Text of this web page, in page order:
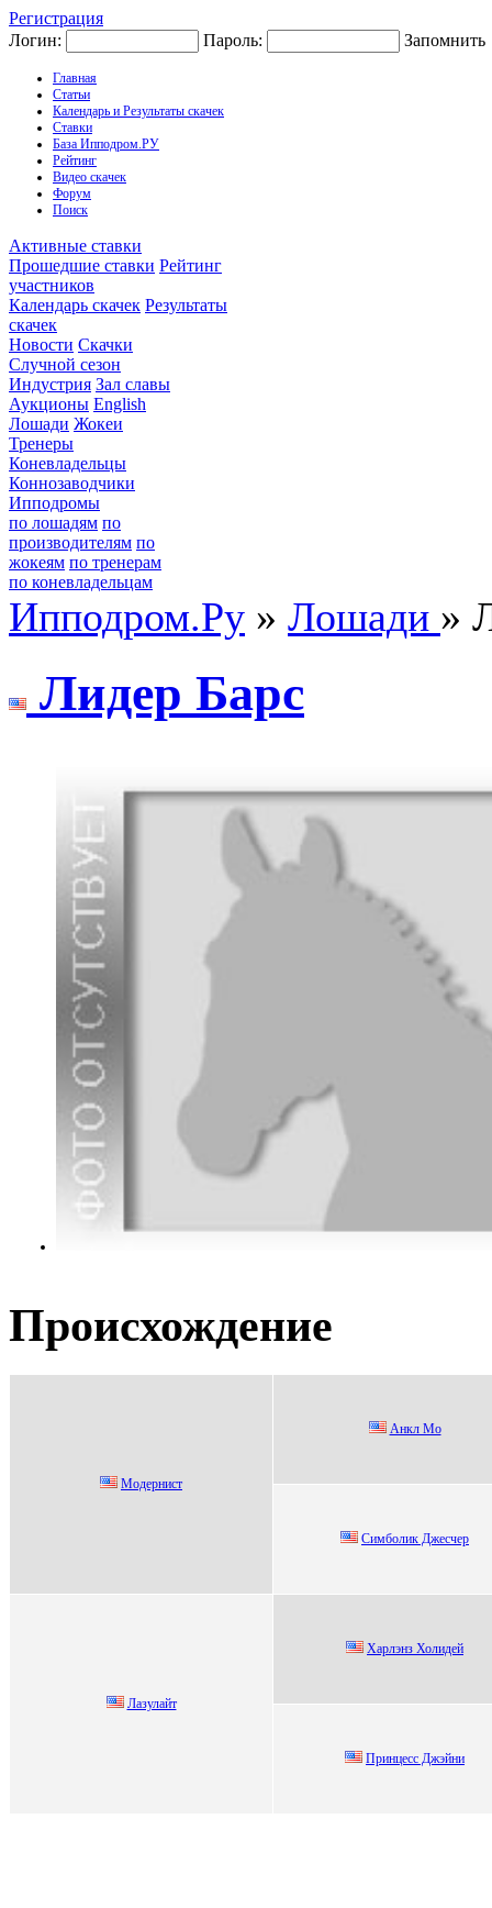
Регистрация
Логин:
Пароль: Запомнить
Главная
Статьи
Календарь и Результаты скачек
Ставки
База Ипподром.РУ
Рейтинг
Видео скачек
Форум
Поиск
Активные ставки
Прошедшие ставки Рейтинг
участников
Календарь скачек Результаты
скачек
Новости Скачки
Случной сезон
Индустрия Зал славы
Аукционы English
Лошади Жокеи
Тренеры
Коневладельцы
Коннозаводчики
Ипподромы
по лошадям по
производителям по
жокеям по тренерам
по коневладельцам
Ипподром.Ру » Лошади »
Лидеp Бapс
Происхождение
Модepниcт
Анкл Мо
Симболик Джeсчep
Лaзулaйт
Харлэнз Холидей
Пpинцесс Джэйни